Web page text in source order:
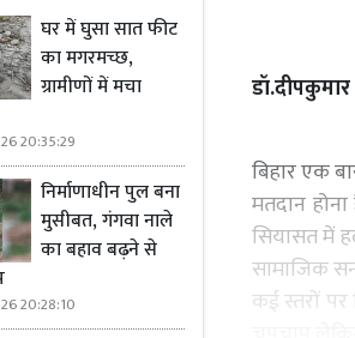
घर में घुसा सात फीट
का मगरमच्छ,
ग्रामीणों में मचा
20:35:29
निर्माणाधीन पुल बना
मुसीबत, गंगवा नाले
का बहाव बढ़ने से
20:28:10
बिहार एक
मतदान
सियासत में
सामाजिक
कई स्तरों पर